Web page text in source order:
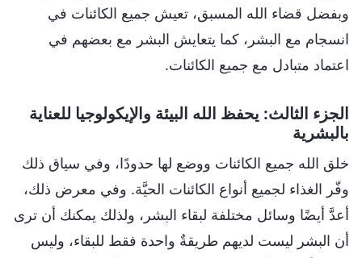
وبفضل قضاء الله المسبق، تعيش جميع الكائنات في
انسجام مع البشر، كما يتعايش البشر مع بعضهم في
اعتماد متبادل مع جميع الكائنات.
الجزء الثالث: يحفظ الله البيئة والإيكولوجيا للعناية
بالبشرية
خلق الله جميع الكائنات ووضع لها حدودًا، وفي سياق ذلك
وفّر الغذاء لجميع أنواع الكائنات الحيَّة. وفي معرض ذلك،
أعدَّ أيضًا وسائل مختلفة لبقاء البشر، ولذلك يمكنك أن ترى
أن البشر ليست لديهم طريقةٌ واحدة فقط للبقاء، وليس